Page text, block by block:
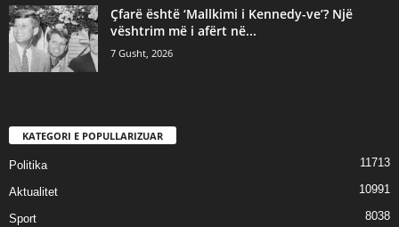
Çfarë është ‘Mallkimi i Kennedy-ve’? Një
vështrim më i afërt në...
7 Gusht, 2026
KATEGORI E POPULLARIZUAR
Politika 11713
Aktualitet 10991
Sport 8038